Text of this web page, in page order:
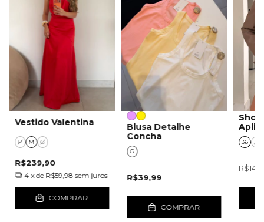
Vestido Valentina
P M G
R$239,90
4 x de R$59,98 sem juros
COMPRAR
Blusa Detalhe
Concha
G
R$39,99
COMPRAR
36 38